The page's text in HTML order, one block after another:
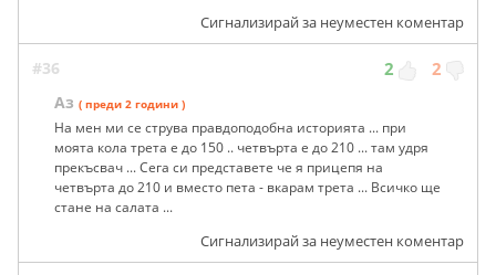
Сигнализирай за неуместен коментар
#36 2 2
Аз ( преди 2 години )
На мен ми се струва правдоподобна историята ... при
моята кола трета е до 150 .. четвърта е до 210 ... там удря
прекъсвач ... Сега си представете че я прицепя на
четвърта до 210 и вместо пета - вкарам трета ... Всичко ще
стане на салата ...
Сигнализирай за неуместен коментар